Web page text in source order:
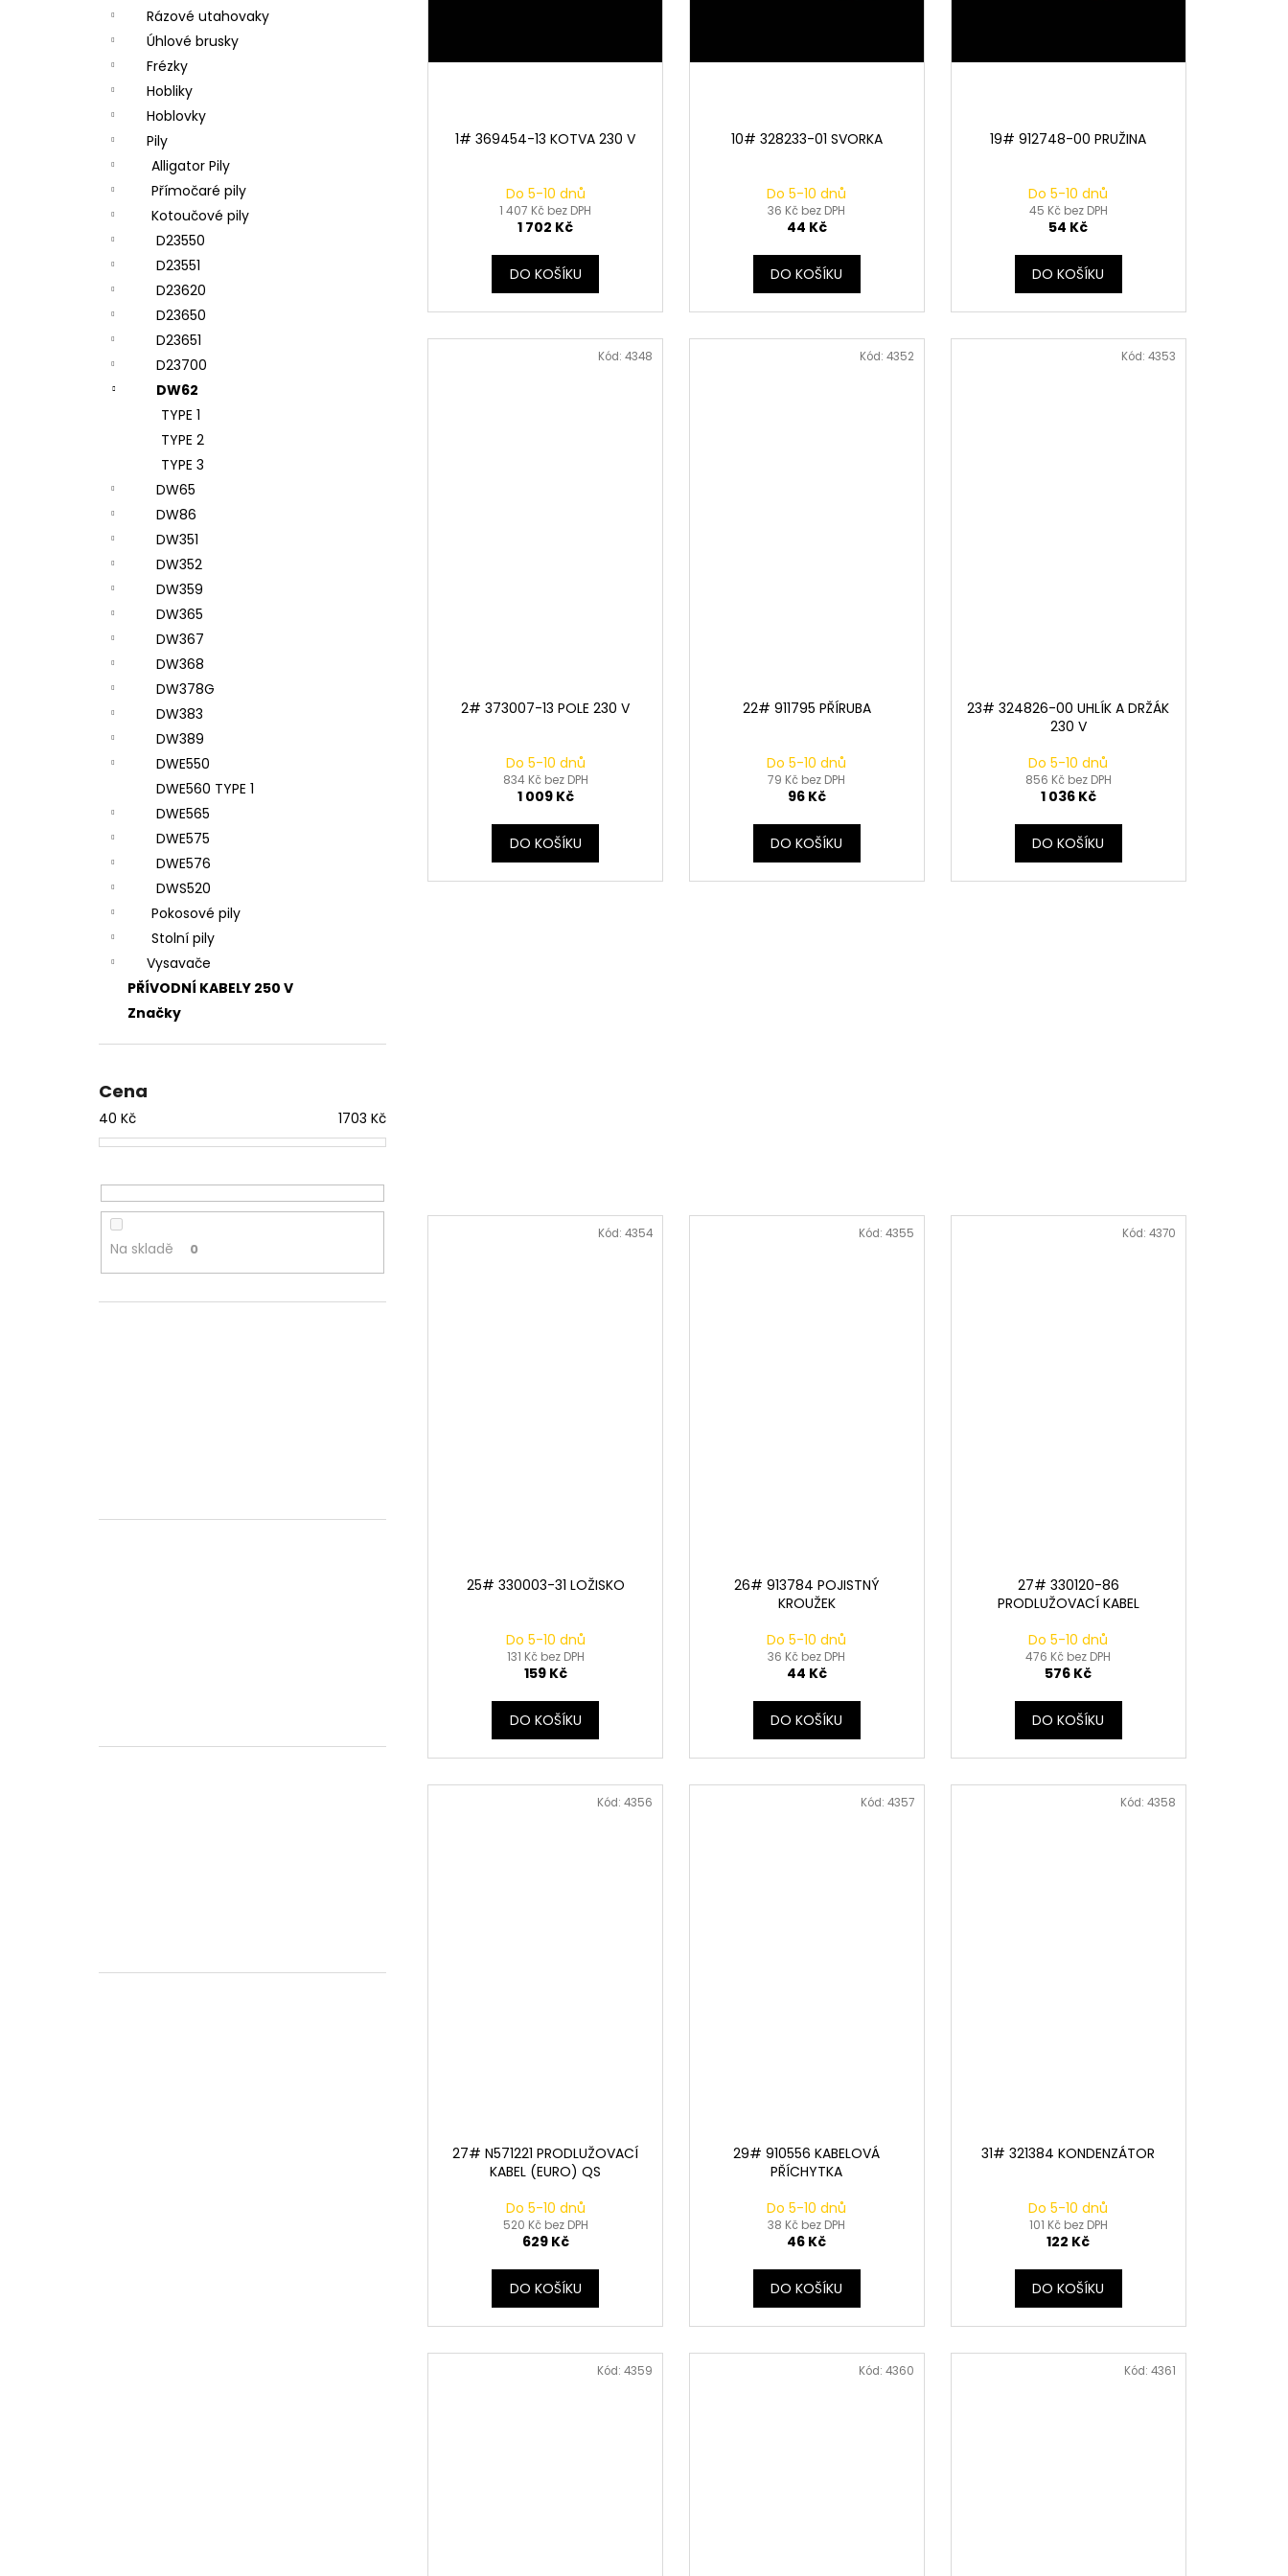
Rázové utahovaky
Úhlové brusky
Frézky
Hobliky
Hoblovky
Pily
Alligator Pily
Přímočaré pily
Kotoučové pily
D23550
D23551
D23620
D23650
D23651
D23700
DW62
TYPE 1
TYPE 2
TYPE 3
DW65
DW86
DW351
DW352
DW359
DW365
DW367
DW368
DW378G
DW383
DW389
DWE550
DWE560 TYPE 1
DWE565
DWE575
DWE576
DWS520
Pokosové pily
Stolní pily
Vysavače
PŘÍVODNÍ KABELY 250 V
Značky
Cena
40 Kč 1703 Kč
Na skladě 0
ů
1# 369454-13 KOTVA 230 V
Do 5-10 dnů
1 407 Kč bez DPH
1 702 Kč
DO KOŠÍKU
10# 328233-01 SVORKA
Do 5-10 dnů
36 Kč bez DPH
44 Kč
DO KOŠÍKU
19# 912748-00 PRUŽINA
Do 5-10 dnů
45 Kč bez DPH
54 Kč
DO KOŠÍKU
2# 373007-13 POLE 230 V
Do 5-10 dnů
834 Kč bez DPH
1 009 Kč
DO KOŠÍKU
Kód:4348
22# 911795 PŘÍRUBA
Do 5-10 dnů
79 Kč bez DPH
96 Kč
DO KOŠÍKU
Kód: 4352
23# 324826-00 UHLÍK A DRŽÁK
230 V
Do 5-10 dnů
856 Kč bez DPH
1 036 Kč
DO KOŠÍKU
Kód: 4353
25# 330003-31 LOŽISKO
Do 5-10 dnů
131 Kč bez DPH
159 Kč
DO KOŠÍKU
Kód:4354
26# 913784 POJISTNÝ
KROUŽEK
Do 5-10 dnů
36 Kč bez DPH
44 Kč
DO KOŠÍKU
Kód: 4355
27# 330120-86
PRODLUŽOVACÍ KABEL
Do 5-10 dnů
476 Kč bez DPH
576 Kč
DO KOŠÍKU
Kód: 4370
27# N571221 PRODLUŽOVACÍ
KABEL (EURO) QS
Do 5-10 dnů
520 Kč bez DPH
629 Kč
DO KOŠÍKU
Kód:4356
29# 910556 KABELOVÁ
PŘÍCHYTKA
Do 5-10 dnů
38 Kč bez DPH
46 Kč
DO KOŠÍKU
Kód: 4357
31# 321384 KONDENZÁTOR
Do 5-10 dnů
101 Kč bez DPH
122 Kč
DO KOŠÍKU
Kód: 4358
Kód:4359 Kód: 4360 Kód: 4361